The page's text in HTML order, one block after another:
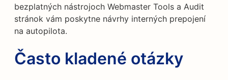
bezplatných nástrojoch Webmaster Tools a Audit
stránok vám poskytne návrhy interných prepojení
na autopilota.
Často kladené otázky